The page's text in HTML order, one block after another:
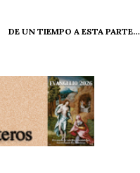
DE UN TIEMPO A ESTA PARTE…